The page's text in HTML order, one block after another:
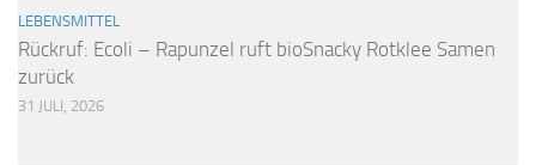
LEBENSMITTEL
Rückruf: Ecoli – Rapunzel ruft bioSnacky Rotklee Samen
zurück
31 JULI, 2026